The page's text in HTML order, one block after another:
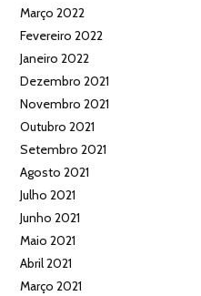
Março 2022
Fevereiro 2022
Janeiro 2022
Dezembro 2021
Novembro 2021
Outubro 2021
Setembro 2021
Agosto 2021
Julho 2021
Junho 2021
Maio 2021
Abril 2021
Março 2021